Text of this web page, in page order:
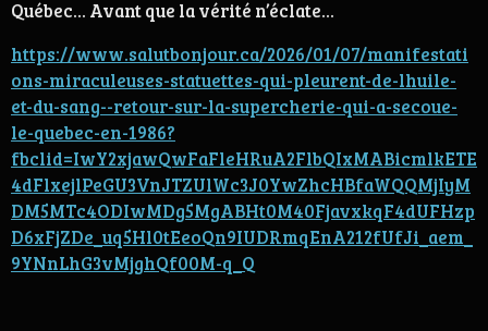
Québec... Avant que la vérité n’éclate...
https://www.salutbonjour.ca/2026/01/07/manifestati
ons-miraculeuses-statuettes-qui-pleurent-de-lhuile-
et-du-sang--retour-sur-la-supercherie-qui-a-secoue-
le-quebec-en-1986?
fbclid=IwY2xjawQwFaFleHRuA2FlbQIxMABicmlkETE
4dFlxejlPeGU3VnJTZUlWc3J0YwZhcHBfaWQQMjIyM
DM5MTc4ODIwMDg5MgABHt0M40FjavxkqF4dUFHzp
D6xFjZDe_uq5Hl0tEeoQn9IUDRmqEnA212fUfJi_aem_
9YNnLhG3vMjghQf00M-q_Q